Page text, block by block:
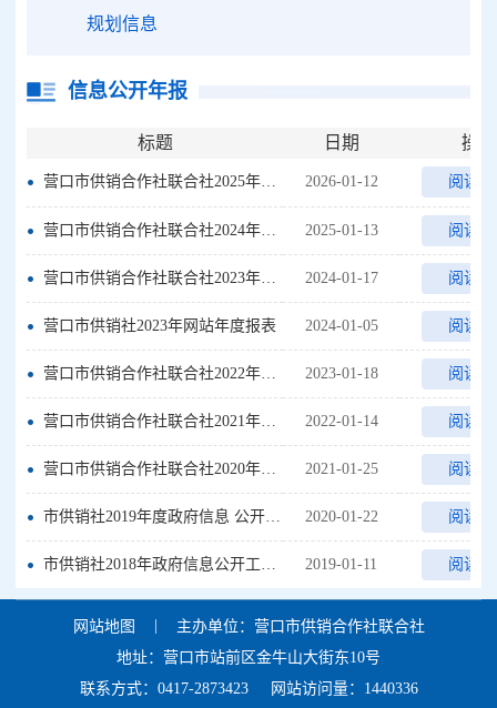
规划信息
信息公开年报
标题 日期 操作
营口市供销合作社联合社2025年政府信息公开工作年度报告 2026-01-12 阅读
营口市供销合作社联合社2024年政府信息公开工作年度报告 2025-01-13 阅读
营口市供销合作社联合社2023年政府信息公开工作年度报告 2024-01-17 阅读
营口市供销社2023年网站年度报表 2024-01-05 阅读
营口市供销合作社联合社2022年政府信息公开工作年度报告 2023-01-18 阅读
营口市供销合作社联合社2021年度政府信息公开工作报告 2022-01-14 阅读
营口市供销合作社联合社2020年度政府信息公开工作报告 2021-01-25 阅读
市供销社2019年度政府信息 公开工作年度报告 2020-01-22 阅读
市供销社2018年政府信息公开工作报告 2019-01-11 阅读
网站地图 |
主办单位：营口市供销合作社联合社
地址：营口市站前区金牛山大街东10号
联系方式：0417-2873423
网站访问量：1440336